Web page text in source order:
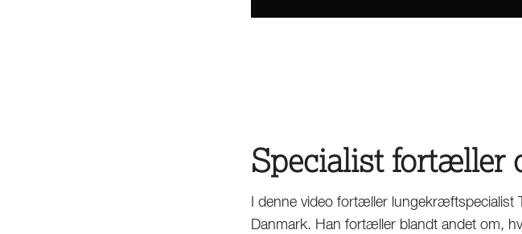
Specialist fortæller
I denne video fortæller
Danmark. Han fortæller blandt andet om,